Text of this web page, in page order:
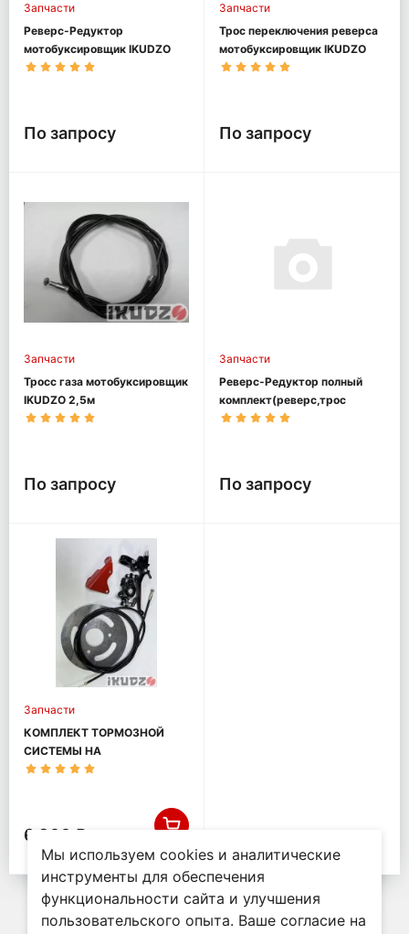
Запчасти
Реверс-Редуктор
мотобуксировщик IKUDZO
По запросу
Запчасти
Трос переключения реверса
мотобуксировщик IKUDZO
По запросу
Запчасти
Тросс газа мотобуксировщик
IKUDZO 2,5м
По запросу
Запчасти
Реверс-Редуктор полный
комплект(реверс,трос
ревер., ручка)
По запросу
Запчасти
КОМПЛЕКТ ТОРМОЗНОЙ
СИСТЕМЫ НА
МОТОБУКСИРОВЩИК
6 300 ₽
Мы используем cookies и аналитические
инструменты для обеспечения
функциональности сайта и улучшения
пользовательского опыта. Ваше согласие на